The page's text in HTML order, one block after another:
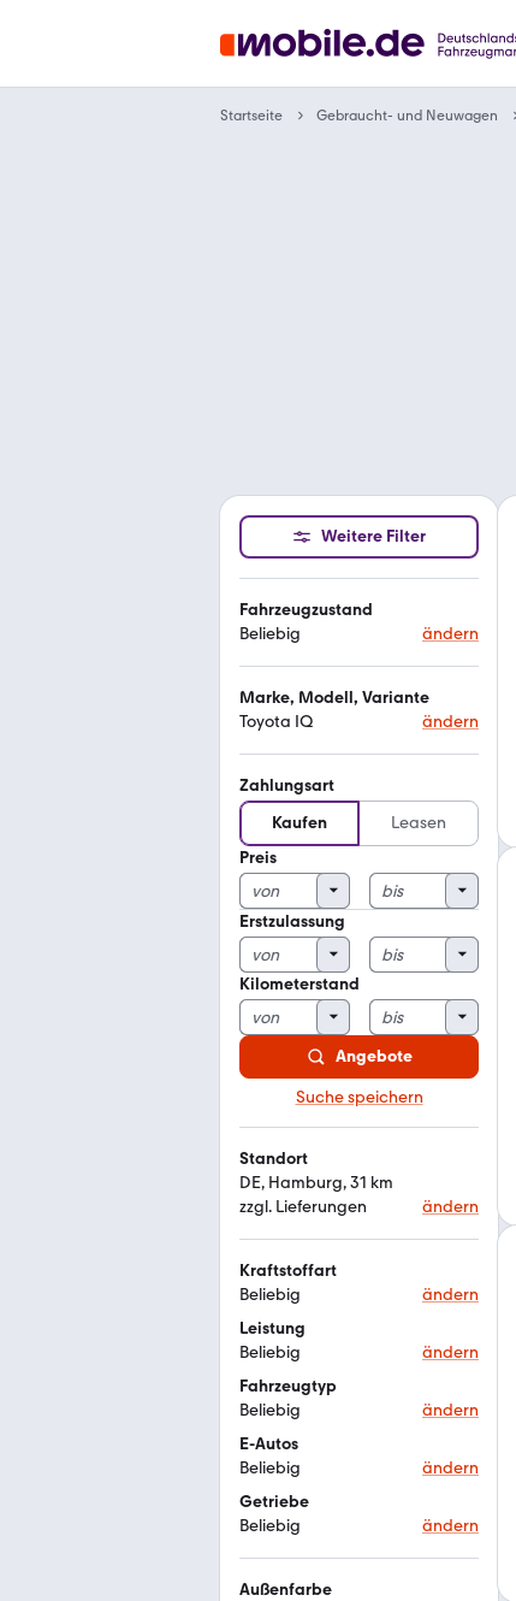
Startseite Gebraucht- und Neuwagen
Weitere Filter
Fahrzeugzustand
Beliebig
ändern
Marke, Modell, Variante
Toyota IQ
ändern
Zahlungsart
Kaufen
Leasen
Preis
Erstzulassung
Kilometerstand
Angebote
Suche speichern
Standort
DE, Hamburg, 31 km
zzgl. Lieferungen
ändern
Kraftstoffart
Beliebig
ändern
Leistung
Beliebig
ändern
Fahrzeugtyp
Beliebig
ändern
E-Autos
Beliebig
ändern
Getriebe
Beliebig
ändern
Außenfarbe